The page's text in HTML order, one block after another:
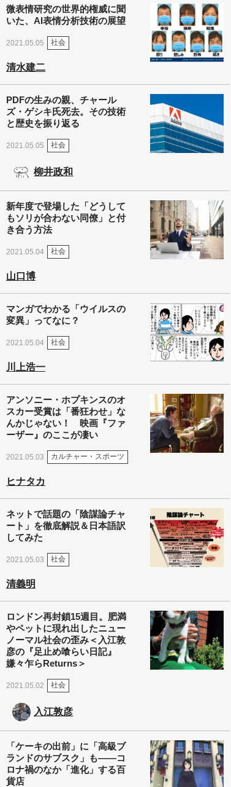
微表情研究の世界的権威に聞
いた、AI表情分析技術の展望
2021.05.05 社会
清水建二
PDFの生みの親、チャール
ズ・ゲシキ氏死去。その技術
と歴史を振り返る
2021.05.05 社会
柳井政和
新年度で登場した「どうして
もソリが合わない同僚」と付
き合う方法
2021.05.04 社会
山口博
マンガでわかる「ウイルスの
変異」ってなに？
2021.05.04 社会
川上浩一
アンソニー・ホプキンスのオ
スカー受賞は「番狂わせ」な
んかじゃない！ 映画『ファ
ーザー』のここが凄い
2021.05.03 カルチャー・スポーツ
ヒナタカ
ネットで話題の「陰謀論チャ
ート」を徹底解説＆日本語訳
してみた
2021.05.03 社会
清義明
ロンドン再封鎖15週目。肥満
やペットに現れ出したニュー
ノーマル社会の歪み＜入江敦
彦の『足止め喰らい日記』
嫌々乍らReturns＞
2021.05.02 社会
入江敦彦
「ケーキの出前」に「高級ブ
ランドのサブスク」も――コ
ロナ禍のなか「進化」する百
貨店